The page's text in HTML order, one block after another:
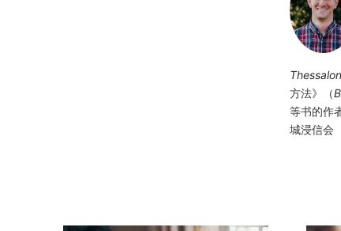
方法》（
等书的作
城浸信会